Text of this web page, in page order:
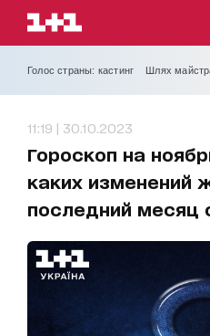
Голос страны: кастинг Шлях
11:19 | 30.10.2023
Гороскоп на
каких изменений
последний месяц